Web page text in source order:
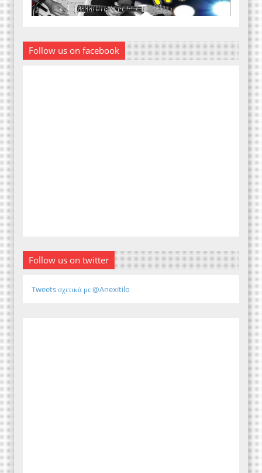
Follow us on facebook
Follow us on twitter
Tweets σχετικά με @Anexitilo